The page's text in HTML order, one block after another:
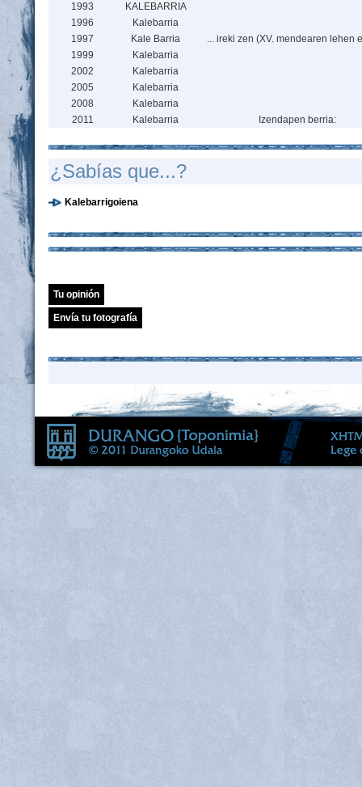
1993
KALEBARRIA
1996
Kalebarria
1997
Kale Barria
... ireki zen (XV. mendearen lehen
1999
Kalebarria
2002
Kalebarria
2005
Kalebarria
2008
Kalebarria
2011
Kalebarria Izendapen berria:
¿Sabías que...?
Kalebarrigoiena
Tu opinión
Envía tu fotografía